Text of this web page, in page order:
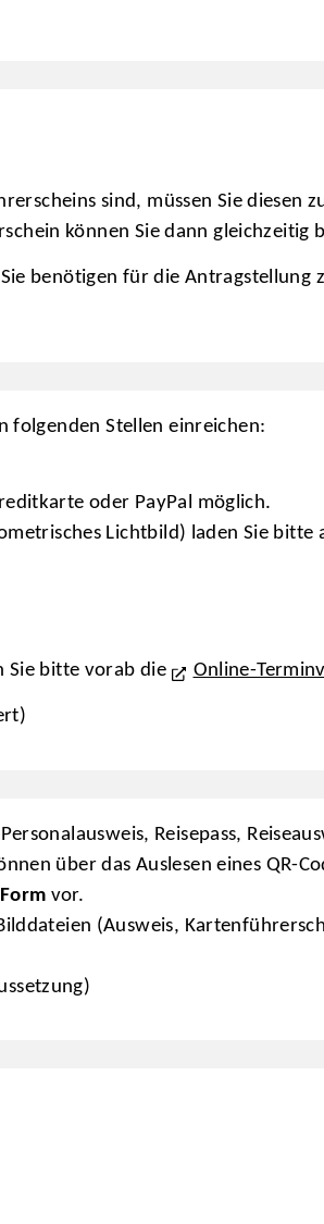
sind, müssen Sie diesen
können Sie dann gleichzeitig
benötigen für die Antragstellung
folgenden Stellen einreichen:
oder PayPal möglich.
Lichtbild) laden Sie bitte
Sie bitte vorab die
Online-
Reisepass,
über das Auslesen eines QR-
vor.
(Ausweis,